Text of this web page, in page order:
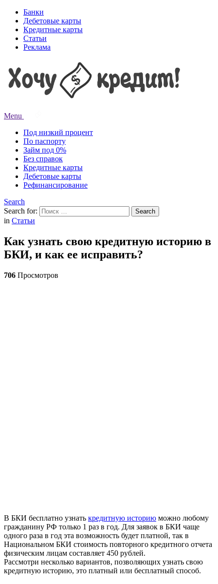
Банки
Дебетовые карты
Кредитные карты
Статьи
Реклама
Menu
Под низкий процент
По паспорту
Займ под 0%
Без справок
Кредитные карты
Дебетовые карты
Рефинансирование
Search
Search for:
Search
in Статьи
Как узнать свою кредитную историю в
БКИ, и как ее исправить?
706 Просмотров
В БКИ бесплатно узнать кредитную историю можно любому
гражданину РФ только 1 раз в год. Для заявок в БКИ чаще
одного раза в год эта возможность будет платной, так в
Национальном БКИ стоимость повторного кредитного отчета
физическим лицам составляет 450 рублей.
Рассмотри несколько вариантов, позволяющих узнать свою
кредитную историю, это платный или бесплатный способ.